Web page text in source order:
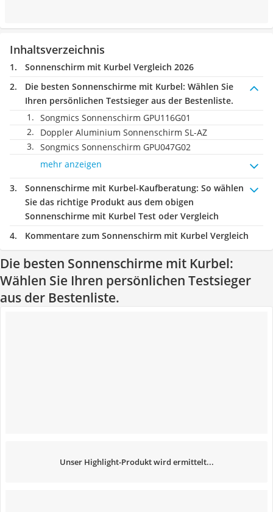
Inhaltsverzeichnis
Sonnenschirm mit Kurbel Vergleich 2026
Die besten Sonnenschirme mit Kurbel: Wählen Sie
Ihren persönlichen Testsieger aus der Bestenliste.
Songmics Sonnenschirm GPU116G01
Doppler Aluminium Sonnenschirm SL-AZ
Songmics Sonnenschirm GPU047G02
mehr anzeigen
Sonnenschirme mit Kurbel-Kaufberatung: So wählen
Sie das richtige Produkt aus dem obigen
Sonnenschirme mit Kurbel Test oder Vergleich
Kommentare zum Sonnenschirm mit Kurbel Vergleich
Die besten Sonnenschirme mit Kurbel:
Wählen Sie Ihren persönlichen Testsieger
aus der Bestenliste.
Unser Highlight-Produkt wird ermittelt...